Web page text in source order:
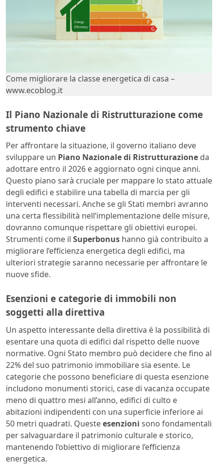
Come migliorare la classe energetica di casa –
www.ecoblog.it
Il Piano Nazionale di Ristrutturazione come
strumento chiave
Per affrontare la situazione, il governo italiano deve
sviluppare un Piano Nazionale di Ristrutturazione da
adottare entro il 2026 e aggiornato ogni cinque anni.
Questo piano sarà cruciale per mappare lo stato attuale
degli edifici e stabilire una tabella di marcia per gli
interventi necessari. Anche se gli Stati membri avranno
una certa flessibilità nell’implementazione delle misure,
dovranno comunque rispettare gli obiettivi europei.
Strumenti come il Superbonus hanno già contribuito a
migliorare l’efficienza energetica degli edifici, ma
ulteriori strategie saranno necessarie per affrontare le
nuove sfide.
Esenzioni e categorie di immobili non
soggetti alla direttiva
Un aspetto interessante della direttiva è la possibilità di
esentare una quota di edifici dal rispetto delle nuove
normative. Ogni Stato membro può decidere che fino al
22% del suo patrimonio immobiliare sia esente. Le
categorie che possono beneficiare di questa esenzione
includono monumenti storici, case di vacanza occupate
meno di quattro mesi all’anno, edifici di culto e
abitazioni indipendenti con una superficie inferiore ai
50 metri quadrati. Questeesenzioni sono fondamentali
per salvaguardare il patrimonio culturale e storico,
mantenendo l’obiettivo di migliorare l’efficienza
energetica.